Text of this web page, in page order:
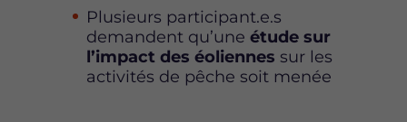
Plusieurs participant.e.s
demandent qu’une étude sur
l’impact des éoliennes sur les
activités de pêche soit menée